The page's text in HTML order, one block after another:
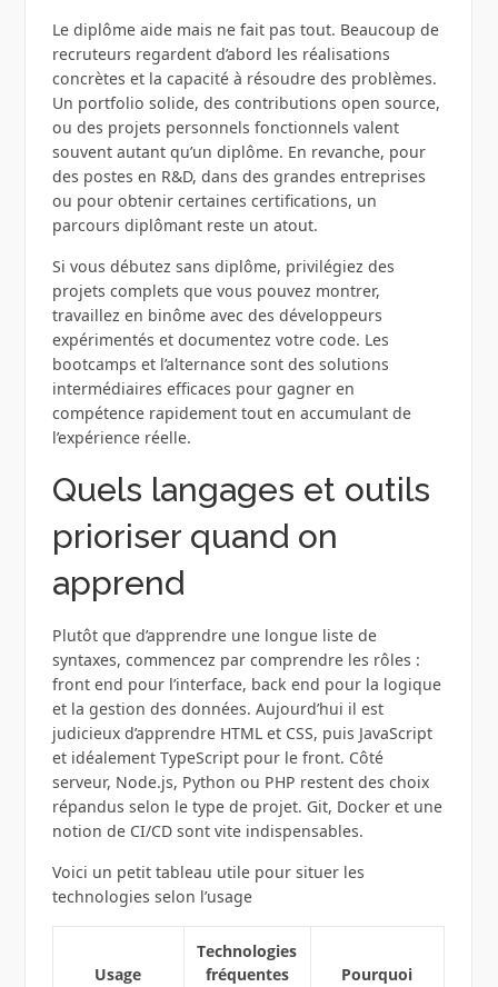
Le diplôme aide mais ne fait pas tout. Beaucoup de
recruteurs regardent d’abord les réalisations
concrètes et la capacité à résoudre des problèmes.
Un portfolio solide, des contributions open source,
ou des projets personnels fonctionnels valent
souvent autant qu’un diplôme. En revanche, pour
des postes en R&D, dans des grandes entreprises
ou pour obtenir certaines certifications, un
parcours diplômant reste un atout.
Si vous débutez sans diplôme, privilégiez des
projets complets que vous pouvez montrer,
travaillez en binôme avec des développeurs
expérimentés et documentez votre code. Les
bootcamps et l’alternance sont des solutions
intermédiaires efficaces pour gagner en
compétence rapidement tout en accumulant de
l’expérience réelle.
Quels langages et outils
prioriser quand on
apprend
Plutôt que d’apprendre une longue liste de
syntaxes, commencez par comprendre les rôles :
front end pour l’interface, back end pour la logique
et la gestion des données. Aujourd’hui il est
judicieux d’apprendre HTML et CSS, puis JavaScript
et idéalement TypeScript pour le front. Côté
serveur, Node.js, Python ou PHP restent des choix
répandus selon le type de projet. Git, Docker et une
notion de CI/CD sont vite indispensables.
Voici un petit tableau utile pour situer les
technologies selon l’usage
Usage
Technologies
fréquentes
Pourquoi